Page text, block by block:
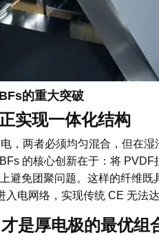
的重大突破
实现一体化结构
，两者必须均匀混合，但在湿
的核心创新在于：将
避免团聚问题。这样的纤维既
电网络，实现传统 CE 无法
是厚电极的最优组